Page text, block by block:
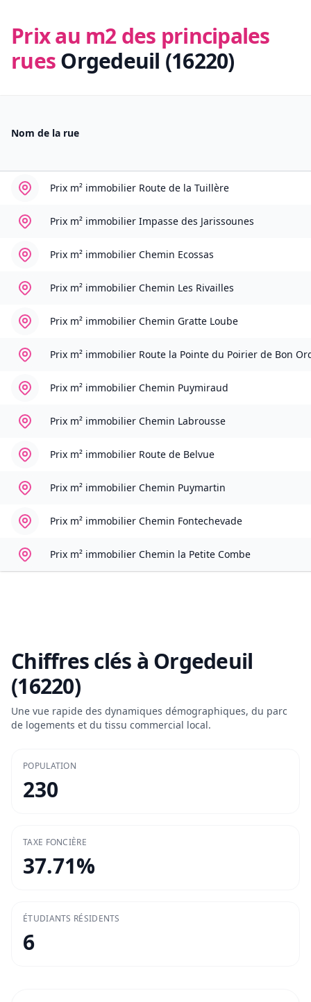
Prix au m2 des principales
ruesOrgedeuil (16220)
Nom de la rue
Prix m² immobilier Route de la Tuillère
Prix m² immobilier Impasse des Jarissounes
Prix m² immobilier Chemin Ecossas
Prix m² immobilier Chemin Les Rivailles
Prix m² immobilier Chemin Gratte Loube
Prix m² immobilier Route la Pointe du Poirier de Bon
Prix m² immobilier Chemin Puymiraud
Prix m² immobilier Chemin Labrousse
Prix m² immobilier Route de Belvue
Prix m² immobilier Chemin Puymartin
Prix m² immobilier Chemin Fontechevade
Prix m² immobilier Chemin la Petite Combe
Chiffres clés à Orgedeuil
(16220)
Une vue rapide des dynamiques démographiques, du parc
de logements et du tissu commercial local.
POPULATION
230
TAXE FONCIÈRE
37.71%
ÉTUDIANTS RÉSIDENTS
6